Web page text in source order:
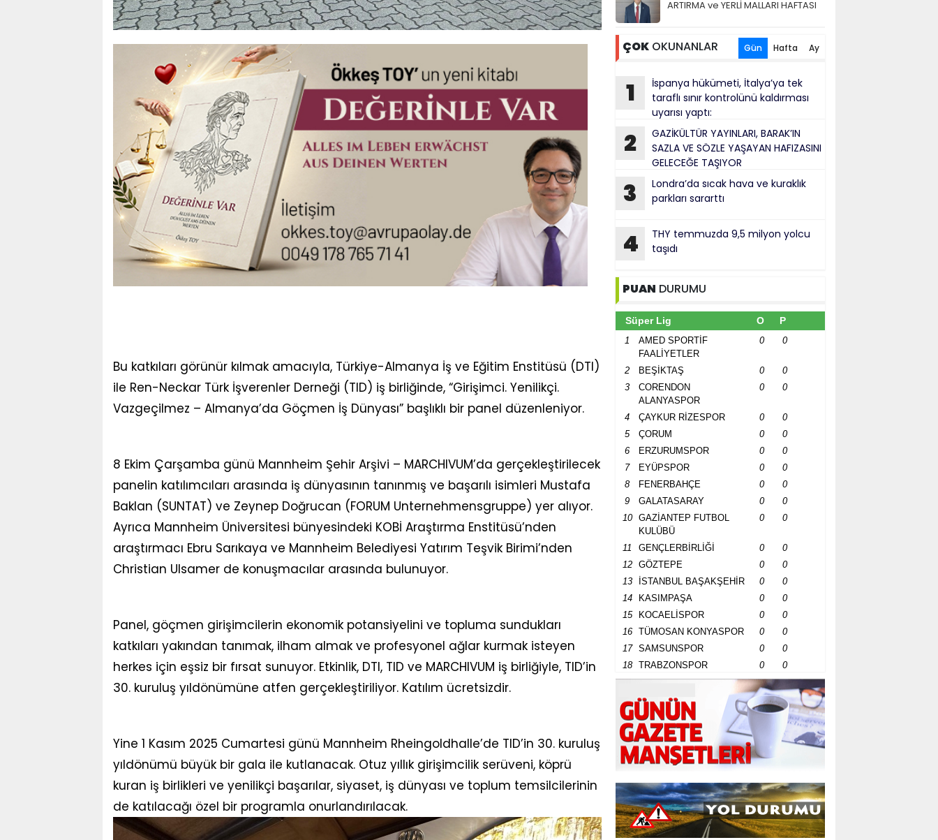
Bu katkıları görünür kılmak amacıyla, Türkiye-Almanya İş ve Eğitim Enstitüsü (DTI)
ile Ren-Neckar Türk İşverenler Derneği (TID) iş birliğinde, “Girişimci. Yenilikçi.
Vazgeçilmez – Almanya’da Göçmen İş Dünyası” başlıklı bir panel düzenleniyor.
8 Ekim Çarşamba günü Mannheim Şehir Arşivi – MARCHIVUM’da gerçekleştirilecek
panelin katılımcıları arasında iş dünyasının tanınmış ve başarılı isimleri Mustafa
Baklan (SUNTAT) ve Zeynep Doğrucan (FORUM Unternehmensgruppe) yer alıyor.
Ayrıca Mannheim Üniversitesi bünyesindeki KOBİ Araştırma Enstitüsü’nden
araştırmacı Ebru Sarıkaya ve Mannheim Belediyesi Yatırım Teşvik Birimi’nden
Christian Ulsamer de konuşmacılar arasında bulunuyor.
Panel, göçmen girişimcilerin ekonomik potansiyelini ve topluma sundukları
katkıları yakından tanımak, ilham almak ve profesyonel ağlar kurmak isteyen
herkes için eşsiz bir fırsat sunuyor. Etkinlik, DTI, TID ve MARCHIVUM iş birliğiyle, TID’in
30. kuruluş yıldönümüne atfen gerçekleştiriliyor. Katılım ücretsizdir.
Yine 1 Kasım 2025 Cumartesi günü Mannheim Rheingoldhalle’de TID’in 30. kuruluş
yıldönümü büyük bir gala ile kutlanacak. Otuz yıllık girişimcilik serüveni, köprü
kuran iş birlikleri ve yenilikçi başarılar, siyaset, iş dünyası ve toplum temsilcilerinin
de katılacağı özel bir programla onurlandırılacak.
ARTIRMA ve YERLİ MALLARI HAFTASI
ÇOK OKUNANLAR Gün Hafta Ay
1
İspanya hükümeti, İtalya’ya tek
taraflı sınır kontrolünü kaldırması
uyarısı yaptı:
2
GAZİKÜLTÜR YAYINLARI, BARAK’IN
SAZLA VE SÖZLE YAŞAYAN HAFIZASINI
GELECEĞE TAŞIYOR
3
Londra’da sıcak hava ve kuraklık
parkları sararttı
4
THY temmuzda 9,5 milyon yolcu
taşıdı
PUAN DURUMU
Süper Lig O P
1
AMED SPORTİF
FAALİYETLER
0 0
2 BEŞİKTAŞ 0
0
3
CORENDON
ALANYASPOR
0 0
4 ÇAYKUR RİZESPOR 0
0
5
ÇORUM 0
0
6
ERZURUMSPOR 0
0
7
EYÜPSPOR 0
0
8
FENERBAHÇE 0
0
9
GALATASARAY 0
0
10
GAZİANTEP FUTBOL
KULÜBÜ
0 0
11 GENÇLERBİRLİĞİ 0
0
12
GÖZTEPE 0
0
13
İSTANBUL BAŞAKŞEHİR 0
0
14
KASIMPAŞA 0
0
15
KOCAELİSPOR 0
0
16
TÜMOSAN KONYASPOR 0
0
17
SAMSUNSPOR 0
0
18
TRABZONSPOR 0 0